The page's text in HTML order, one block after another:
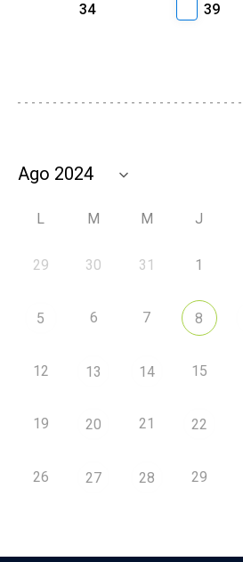
34
39
L M M J
29 30 31 1
5 6 7 8
12 13 14 15
19 20 21 22
26 27 28 29